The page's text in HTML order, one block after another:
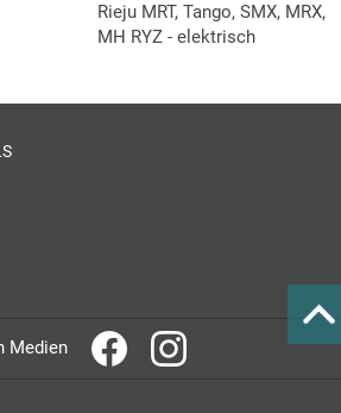
Rieju MRT, Tango, SMX, MRX,
MH RYZ - elektrisch
Medien